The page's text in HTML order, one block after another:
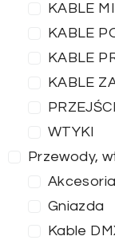
KABLE
KABLE
KABLE
KABLE
WTYKI
Przewody,
Gniazda
Kable